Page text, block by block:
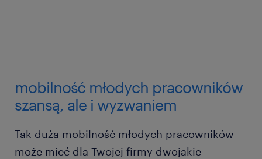
mobilność młodych pracowników
szansą, ale i wyzwaniem
Tak duża mobilność młodych pracowników
może mieć dla Twojej firmy dwojakie